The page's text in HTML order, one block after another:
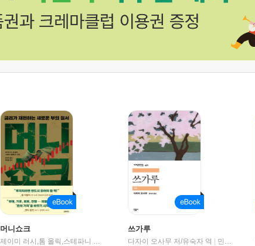
머니쇼크
제이미 러시,톰 올릭,스테파니 플랜더스 편저/임경은 역/박정호 감수 |
교보문고
쓰가루
다자이 오사무 저/유숙자 역
민음사